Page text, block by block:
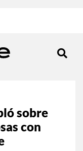
sobre
con